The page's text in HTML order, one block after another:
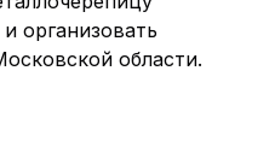
организовать
области.